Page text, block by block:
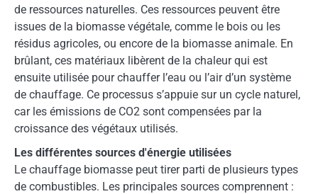
de ressources naturelles. Ces ressources peuvent être
issues de la biomasse végétale, comme le bois ou les
résidus agricoles, ou encore de la biomasse animale. En
brûlant, ces matériaux libèrent de la chaleur qui est
ensuite utilisée pour chauffer l’eau ou l’air d’un système
de chauffage. Ce processus s’appuie sur un cycle naturel,
car les émissions de CO2 sont compensées par la
croissance des végétaux utilisés.
Les différentes sources d'énergie utilisées
Le chauffage biomasse peut tirer parti de plusieurs types
de combustibles. Les principales sources comprennent :